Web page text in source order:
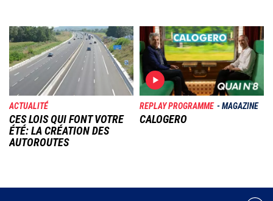
Image
ACTUALITÉ
CES LOIS QUI FONT VOTRE
ÉTÉ: LA CRÉATION DES
AUTOROUTES
Image
REPLAY PROGRAMME MAGAZINE
CALOGERO